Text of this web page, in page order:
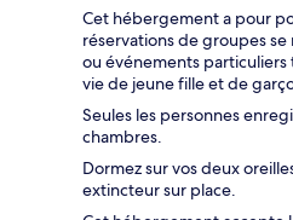
Cet hébergement a pour
réservations de groupes
ou événements
vie de jeune fille et de
Seules les personnes
chambres.
Dormez sur vos deux
extincteur sur place.